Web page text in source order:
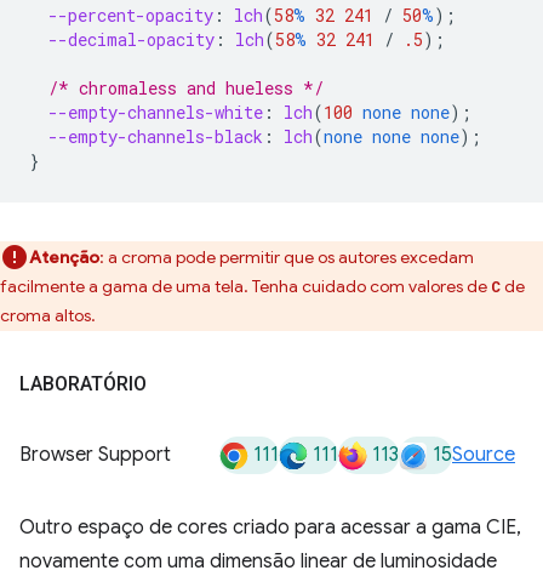
--percent-opacity : lch(58% 32 241 / 50%);
--decimal-opacity : lch(58% 32 241 / .5);
/* chromaless and hueless */
--empty-channels-white : lch(100 none none);
--empty-channels-black : lch(none none none);
}
Atenção: a croma pode permitir que os autores excedam
facilmente a gama de uma tela. Tenha cuidado com valores de Cde
croma altos.
LABORATÓRIO
Browser Support 111 111 113 15Source
Outro espaço de cores criado para acessar a gama CIE,
novamente com uma dimensão linear de luminosidade